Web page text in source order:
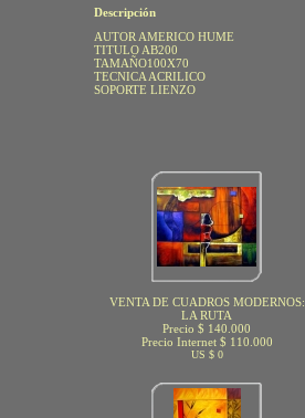
Descripción
AUTOR AMERICO HUME
TITULO AB200
TAMAÑO100X70
TECNICA ACRILICO
SOPORTE LIENZO
VENTA DE CUADROS MODERNOS:
LA RUTA
Precio $ 140.000
Precio Internet $ 110.000
US $ 0